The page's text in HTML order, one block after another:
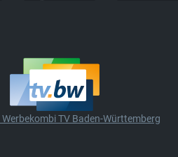
TV Baden-Württemberg